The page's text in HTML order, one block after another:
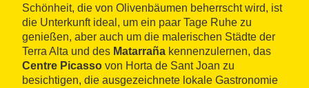
Schönheit, die von Olivenbäumen beherrscht wird, ist
die Unterkunft ideal, um ein paar Tage Ruhe zu
genießen, aber auch um die malerischen Städte der
Terra Alta und des Matarraña kennenzulernen, das
Centre Picasso von Horta de Sant Joan zu
besichtigen, die ausgezeichnete lokale Gastronomie